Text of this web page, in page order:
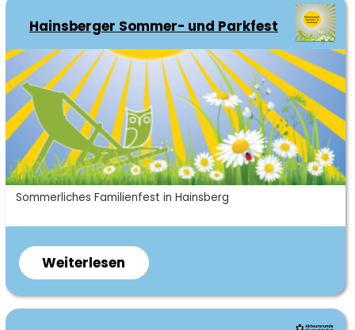
Hainsberger Sommer- und Parkfest
Kurzbeschreibung
Sommerliches Familienfest in Hainsberg
Weiterlesen über
Hainsberger
Sommer-